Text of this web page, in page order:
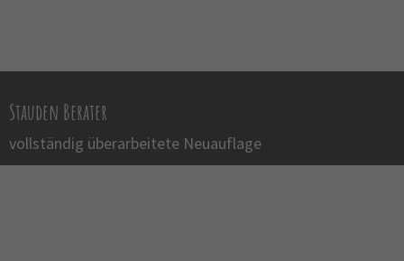
Stauden Berater
vollständig überarbeitete Neuauflage